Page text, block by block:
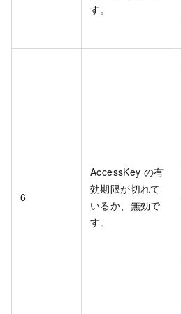
す。
6
AccessKey の有
効期限が切れて
いるか、無効で
す。